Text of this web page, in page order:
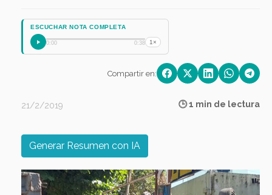
ESCUCHAR NOTA COMPLETA
0:00 0:38 1×
Compartir en:
21/2/2019 🕒 1 min de lectura
Generar Resumen con IA